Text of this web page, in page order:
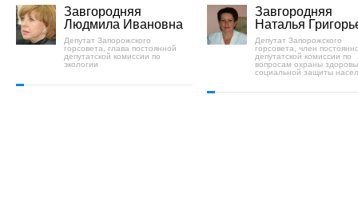
Завгородняя
Людмила Ивановна
Депутат Запорожского
горсовета, глава постоянной
депутатской комиссии по
экологии
Завгородняя
Наталья
Депутат Запорожского
горсовета, член
депутатской комиссии по
вопросам охраны
социальной защиты